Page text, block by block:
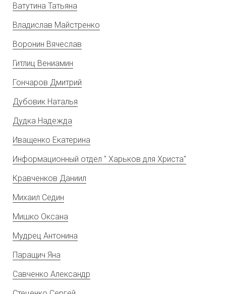
Ватутина Татьяна
Владислав Майстренко
Воронин Вячеслав
Гитлиц Вениамин
Гончаров Дмитрий
Дубовик Наталья
Дудка Надежда
Иващенко Екатерина
Информационный отдел " Харьков для Христа"
Кравченков Даниил
Михаил Седин
Мишко Оксана
Мудрец Антонина
Паращич Яна
Савченко Александр